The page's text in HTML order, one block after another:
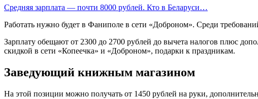
Средняя зарплата — почти 8000 рублей. Кто в Беларуси…
Работать нужно будет в Фаниполе в сети «Доброном». Среди
Зарплату обещают от 2300 до 2700 рублей до вычета налогов плюс
скидкой в сети «Копеечка» и «Доброном», подарки к праздникам.
Заведующий книжным магазином
На этой позиции можно получать от 1450 рублей на руки,